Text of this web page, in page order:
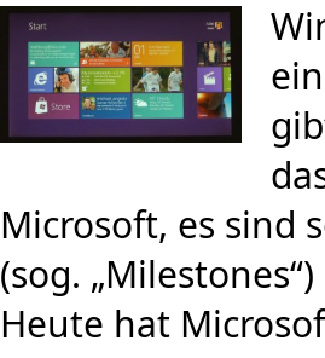
Microsoft, es sind
(sog.
Heute hat